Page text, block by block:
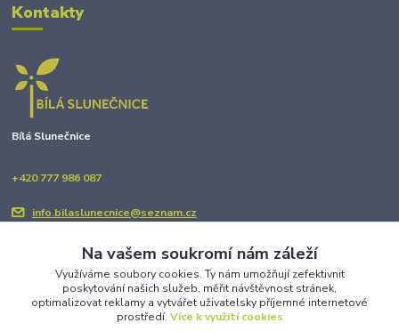
Kontakty
Bílá Slunečnice
+420 777 986 087
info.bilaslunecnice@seznam.cz
Na vašem soukromí nám záleží
Využíváme soubory cookies. Ty nám umožňují zefektivnit
poskytování našich služeb, měřit návštěvnost stránek,
optimalizovat reklamy a vytvářet uživatelsky příjemné internetové
prostředí. Více k využití cookies